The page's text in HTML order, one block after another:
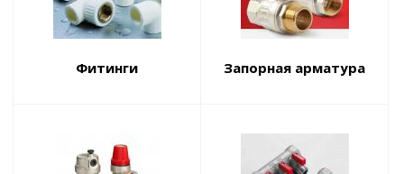
Фитинги Запорная арматура